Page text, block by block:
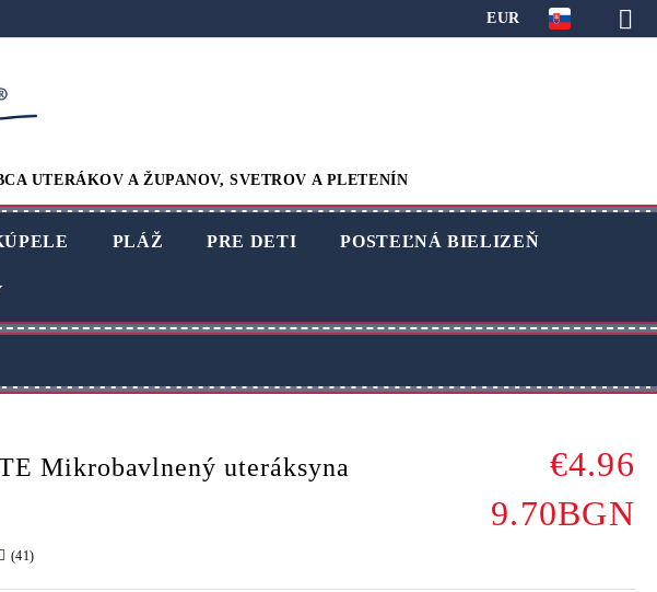
EUR
UTERÁKOV A ŽUPANOV, SVETROV A PLETENÍN
PLÁŽ PRE DETI POSTEĽNÁ BIELIZEŇ
Mikrobavlnený uteráksyna
€4.96
9.70BGN
(41)